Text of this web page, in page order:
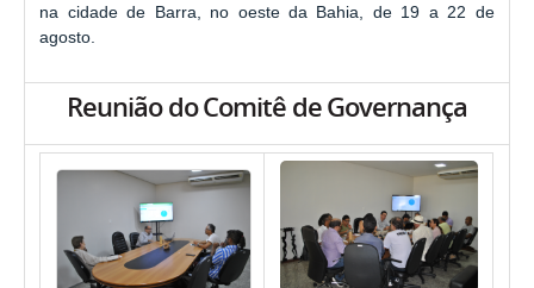
na cidade de Barra, no oeste da Bahia, de 19 a 22 de
agosto.
Reunião do Comitê de Governança